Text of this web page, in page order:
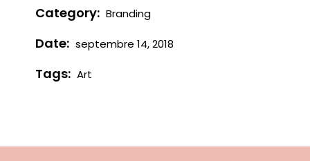
Category: Branding
Date: septembre 14, 2018
Tags: Art